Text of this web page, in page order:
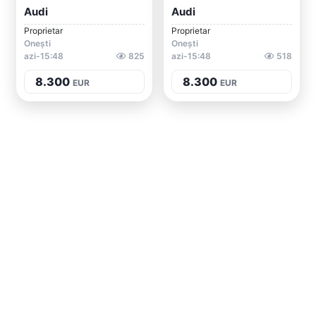
Audi
Proprietar
Onești
azi-15:48
825
8.300 EUR
Audi
Proprietar
Onești
azi-15:48
518
8.300 EUR